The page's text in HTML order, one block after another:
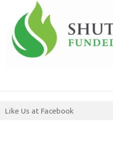
Like Us at Facebook